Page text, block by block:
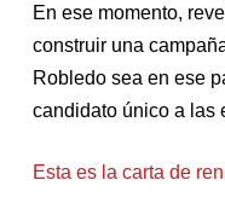
En ese momento,
construir una
Robledo sea en ese
candidato único a las
Esta es la carta de